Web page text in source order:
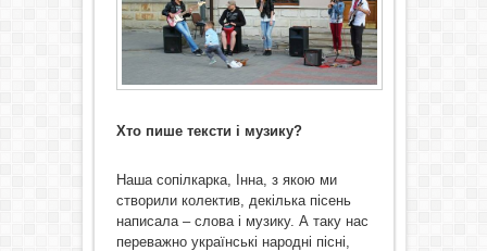
Хто пише тексти і музику?
Наша сопілкарка, Інна, з якою ми
створили колектив, декілька пісень
написала – слова і музику. А таку нас
переважно українські народні пісні,